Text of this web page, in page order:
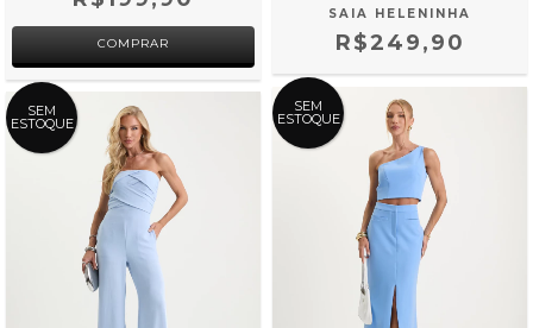
COMPRAR
SAIA HELENINHA
R$249,90
SEM
ESTOQUE
SEM
ESTOQUE